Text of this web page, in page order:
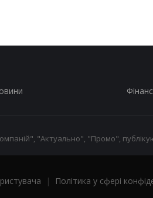
"Актуально", "Промо",
|
Політика у сфері